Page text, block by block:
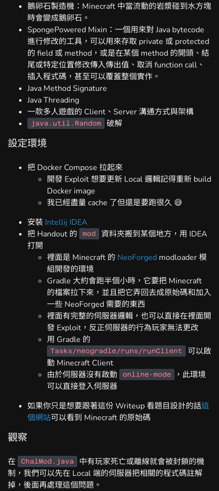
鵝卵石製造機：Minecraft 中當流動的岩漿碰到水方塊
時會變成鵝卵石。
SpongePowered Mixin：一個用來對 Java bytecode
進行修改的工具，可以用來存取 private 或 protected
的 field 或 method，或是在某個 method 的開頭、結
尾或特定位置修改傳入傳出值、取消 function call、
插入程式碼，甚至可以覆蓋整個實作。
Java Method Signature
Java Threading
一款多人遊戲的 Client、Server 溝通方式與架構
java.util.Random 破解
設定環境
把 Docker Compose 拉起來
開發 Exploit 想要更新 Local 邏輯記得重新 build
Docker image
我已經盡量 cache 了但還是要跑很久 😅
安裝 Intellij IDEA
把 Handout 的
mod
資料夾搬到某個地方，用 IDEA
打開
裡面是 Minecraft 的 NeoForged modloader 模
組開發的環境
Gradle 大約會跑半個小時，它要把 Minecraft
的檔案拉下來，並且把它弄回去成原始碼和加入
一些 NeoForged 需要的東西
裡面有完整的伺服器邏輯，也可以直接在裡面開
發 Exploit，反正伺服器的行為玩家無法更改
用 Gradle 的
Tasks/neogradle/runs/runClient
可以啟
動 Minecraft Client
由於伺服器沒有啟動
online-mode
，此環境
可以直接登入伺服器
如果你只是想要跟著這份 Writeup 看題目設計的話這
個網站可以看到 Minecraft 的原始碼
觀察
在 ChalMod.java
中有玩家死亡或離線就會被封鎖的機
制，我們可以先在 Local 端的伺服器把相關的程式碼註解
掉，後面再處理這個問題。